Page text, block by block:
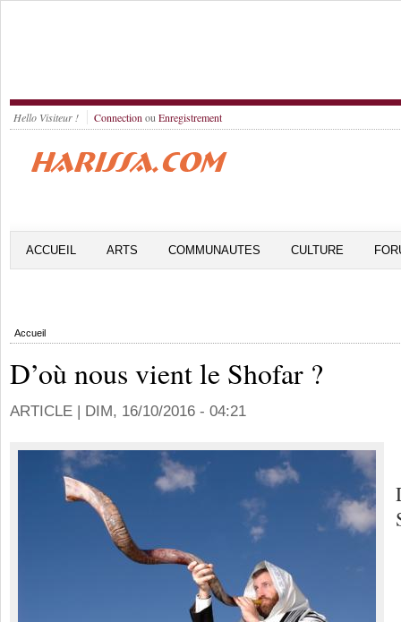
Hello Visiteur ! Connection ou Enregistrement
ACCUEIL ARTS COMMUNAUTES CULTURE
Accueil
D’où nous vient le Shofar ?
ARTICLE | DIM, 16/10/2016 - 04:21